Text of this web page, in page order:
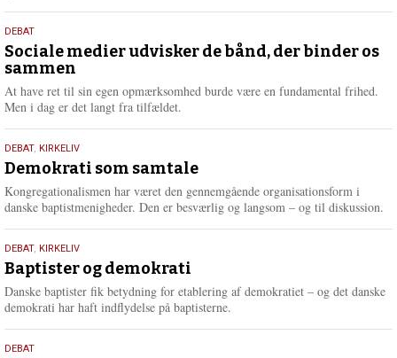
18.
maj
2026
DEBAT
Sociale medier udvisker de bånd, der binder os
sammen
At have ret til sin egen opmærksomhed burde være en fundamental frihed.
Men i dag er det langt fra tilfældet.
18.
maj
2026
DEBAT, KIRKELIV
Demokrati som samtale
Kongregationalismen har været den gennemgående organisationsform i
danske baptistmenigheder. Den er besværlig og langsom – og til diskussion.
18.
maj
2026
DEBAT, KIRKELIV
Baptister og demokrati
Danske baptister fik betydning for etablering af demokratiet – og det danske
demokrati har haft indflydelse på baptisterne.
18.
DEBAT